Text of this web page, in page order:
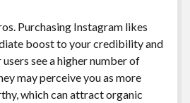
Purchasing Instagram likes
boost to your credibility and
see a higher number of
may perceive you as more
which can attract organic